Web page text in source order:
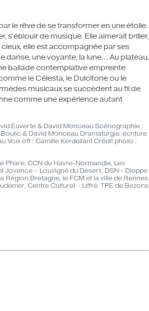
le rêve de se transformer en une étoile.
s’éblouir de musique. Elle aimerait briller,
elle est accompagnée par ses
danse, une voyante, la lune… Au plateau,
ballade contemplative empreinte
le Célesta, le Dulcitone ou le
musicaux se succèdent au fil de
comme une expérience autant
Euverte & David Monceau Scénographie :
& David Monceau Dramaturgie, écriture
Voix off : Camille Kerdellant Crédit photo :
Phare, CCN du Havre-Normandie, Les
Jovence – Louvigné du Désert, DSN - Dieppe
Région Bretagne, le FCM et la ville de Rennes.
Centre Culturel – Liffré, TPE de Bezons